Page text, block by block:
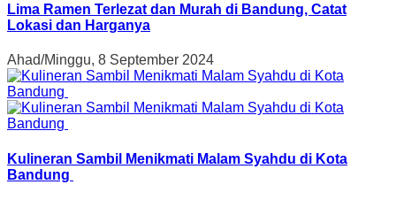
Lima Ramen Terlezat dan Murah di Bandung, Catat
Lokasi dan Harganya
Ahad/Minggu, 8 September 2024
Kulineran Sambil Menikmati Malam Syahdu di Kota
Bandung